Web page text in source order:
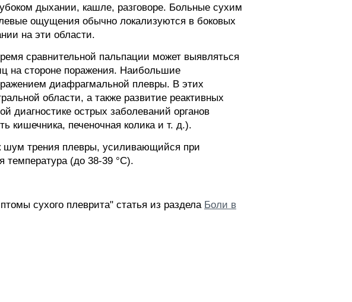
дыхании, кашле, разговоре. Больные сухим
ощущения обычно локализуются в боковых
на эти области.
сравнительной пальпации может выявляться
на стороне поражения. Наибольшие
диафрагмальной плевры. В этих
области, а также развитие реактивных
диагностике острых заболеваний органов
кишечника, печеночная колика и т. д.).
шум трения плевры, усиливающийся при
температура (до 38-39 °С).
сухого плеврита" статья из раздела Боли в